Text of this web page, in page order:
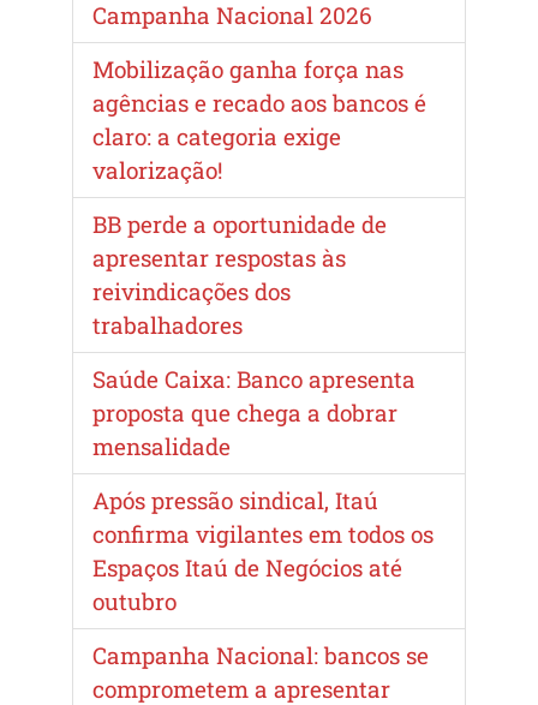
Campanha Nacional 2026
Mobilização ganha força nas
agências e recado aos bancos é
claro: a categoria exige
valorização!
BB perde a oportunidade de
apresentar respostas às
reivindicações dos
trabalhadores
Saúde Caixa: Banco apresenta
proposta que chega a dobrar
mensalidade
Após pressão sindical, Itaú
confirma vigilantes em todos os
Espaços Itaú de Negócios até
outubro
Campanha Nacional: bancos se
comprometem a apresentar